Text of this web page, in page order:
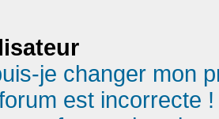
je changer mon
est incorrecte !